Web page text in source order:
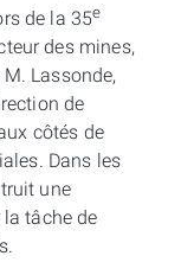
de la 35e
des mines,
Lassonde,
de
côtés de
Dans les
une
tâche de